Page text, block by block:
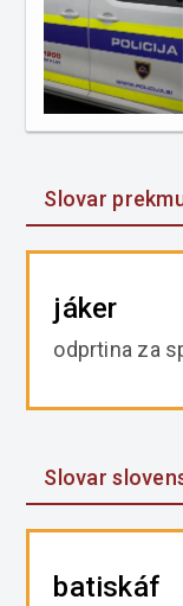
Slovar
jáker
odprtina za
Slovar
batiskáf